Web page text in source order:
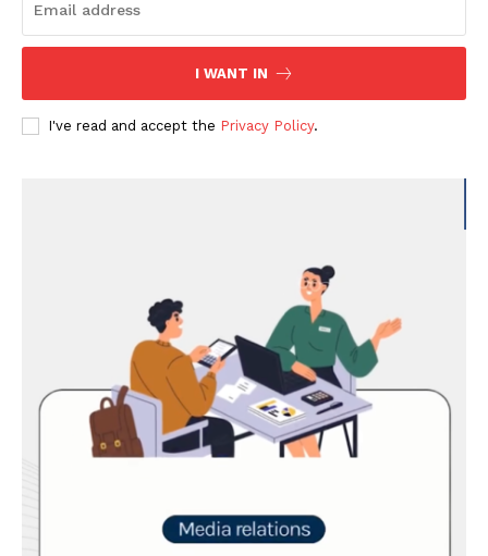
I WANT IN
I've read and accept the Privacy Policy.